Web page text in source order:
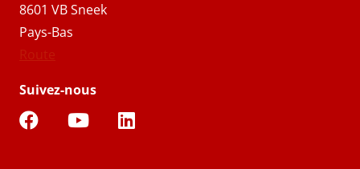
8601 VB Sneek
Pays-Bas
Route
Suivez-nous